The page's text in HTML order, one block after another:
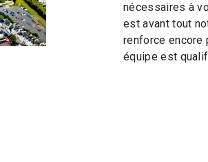
nécessaires à
est avant tout
renforce encore
équipe est